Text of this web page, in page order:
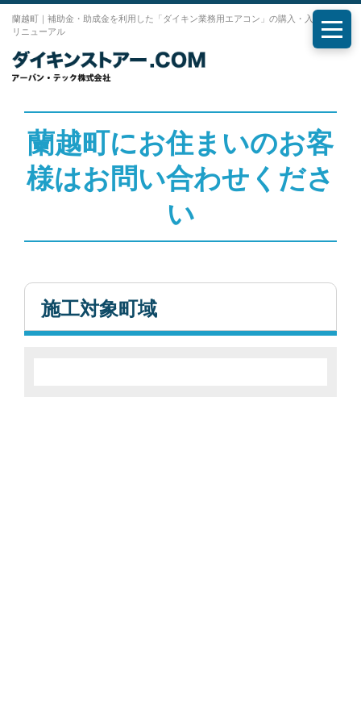
蘭越町｜補助金・助成金を利用した「ダイキン業務用エアコン」の購入・入れ替え・
リニューアル
メニ
蘭越町にお住まいのお客
様はお問い合わせくださ
い
施工対象町域